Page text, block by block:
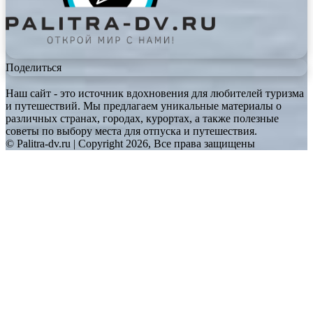
Поделиться
Наш сайт - это источник вдохновения для любителей туризма
и путешествий. Мы предлагаем уникальные материалы о
различных странах, городах, курортах, а также полезные
советы по выбору места для отпуска и путешествия.
© Palitra-dv.ru | Copyright 2026, Все права защищены